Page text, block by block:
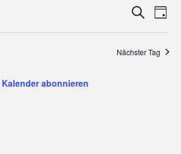
Suche
und
Suche
Tag
Nächster Tag
Kalender abonnieren